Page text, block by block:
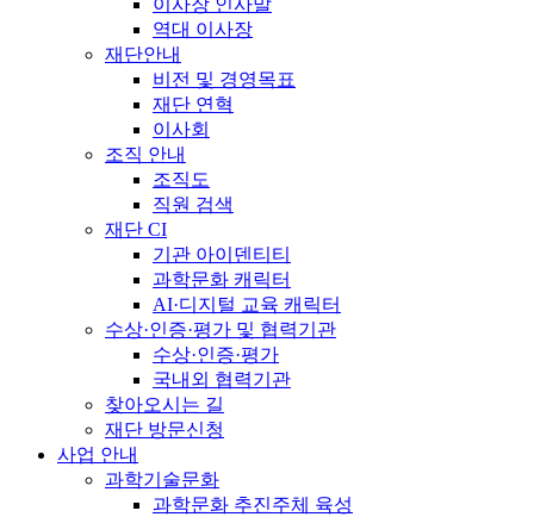
역대 이사장
재단안내
비전 및 경영목표
재단 연혁
이사회
조직 안내
조직도
직원 검색
재단 CI
기관 아이덴티티
과학문화 캐릭터
AI·디지털 교육 캐릭터
수상·인증·평가 및 협력기관
수상·인증·평가
국내외 협력기관
찾아오시는 길
재단 방문신청
사업 안내
과학기술문화
과학문화 추진주체 육성